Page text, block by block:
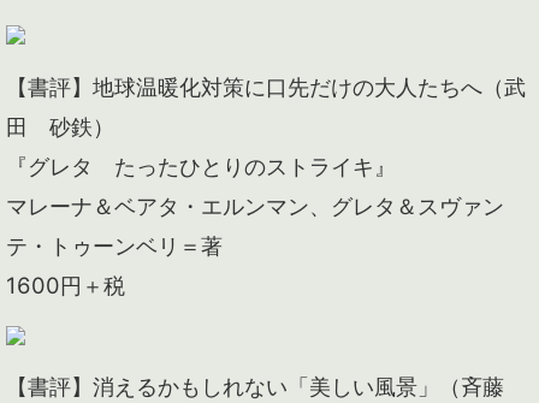
【書評】地球温暖化対策に口先だけの大人たちへ（武
田 砂鉄）
『グレタ たったひとりのストライキ』
マレーナ＆ベアタ・エルンマン、グレタ＆スヴァン
テ・トゥーンベリ＝著
1600円＋税
【書評】消えるかもしれない「美しい風景」（斉藤